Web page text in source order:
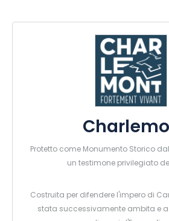
Protetto come Monumento Storico
un testimone privilegiato
Costruita per difendere l'impero di
stata successivamente ambita e